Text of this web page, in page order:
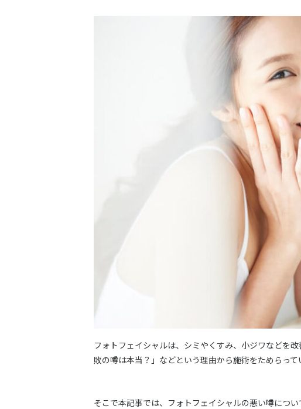
フォトフェイシャルは、シミやくすみ、小ジワなどを
敗の噂は本当？」などという理由から施術をためらって
そこで本記事では、フォトフェイシャルの悪い噂につ